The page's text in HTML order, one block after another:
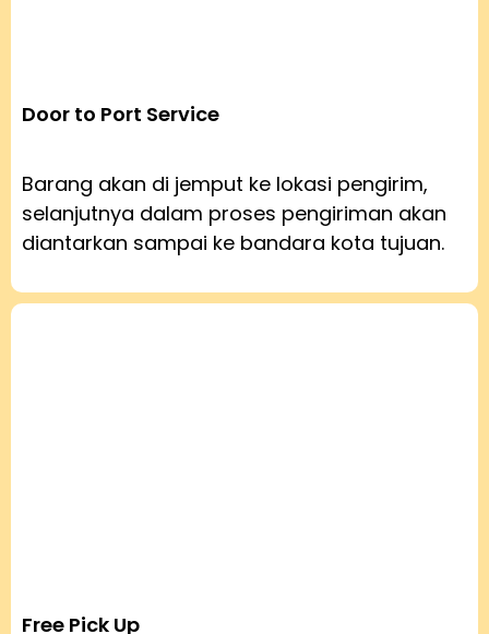
Door to Port Service
Barang akan di jemput ke lokasi pengirim,
selanjutnya dalam proses pengiriman akan
diantarkan sampai ke bandara kota tujuan.
Free Pick Up